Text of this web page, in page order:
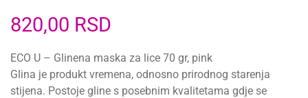
820,00 RSD
ECO U – Glinena maska za lice 70 gr, pink
Glina je produkt vremena, odnosno prirodnog starenja
stijena. Postoje gline s posebnim kvalitetama gdje se